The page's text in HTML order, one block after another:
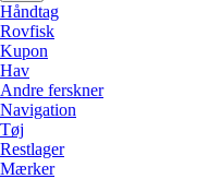
Håndtag
Rovfisk
Kupon
Hav
Andre ferskner
Navigation
Tøj
Restlager
Mærker